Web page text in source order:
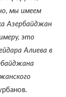
мы имеем
Азербайджан
это
Алиева в